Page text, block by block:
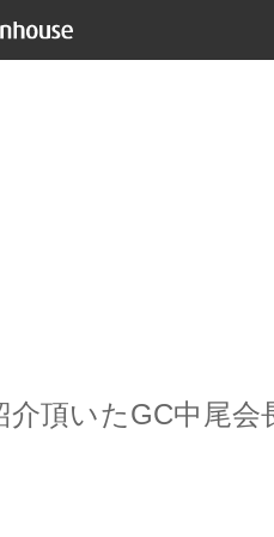
頂いたGC中尾会